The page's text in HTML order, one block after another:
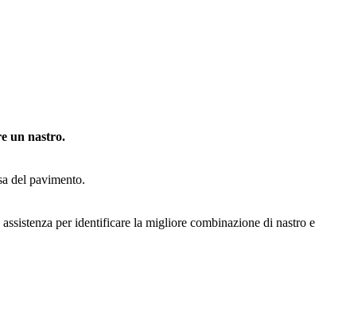
un nastro.
del pavimento.
per identificare la migliore combinazione di nastro e